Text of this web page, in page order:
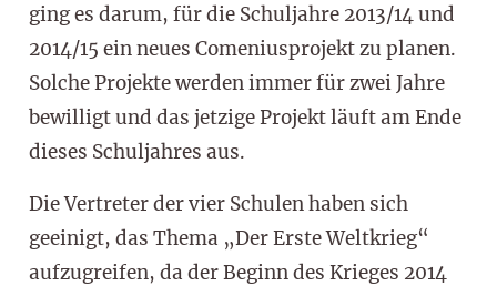
ging es darum, für die Schuljahre 2013/14 und
2014/15 ein neues Comeniusprojekt zu planen.
Solche Projekte werden immer für zwei Jahre
bewilligt und das jetzige Projekt läuft am Ende
dieses Schuljahres aus.
Die Vertreter der vier Schulen haben sich
geeinigt, das Thema „Der Erste Weltkrieg“
aufzugreifen, da der Beginn des Krieges 2014